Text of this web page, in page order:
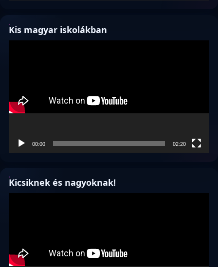
Kis magyar iskolákban
00:00 02:20
Kicsiknek és nagyoknak!